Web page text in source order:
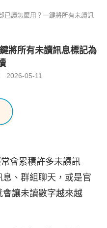
已讀怎麼用？一鍵將所有未讀訊
將所有未讀訊息標記為
2026-05-11
會累積許多未讀訊
、群組聊天，或是官
讓未讀數字越來越